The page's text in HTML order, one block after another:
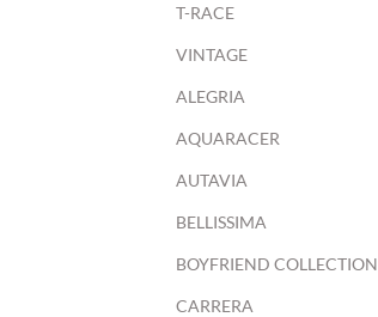
T-RACE
VINTAGE
ALEGRIA
AQUARACER
AUTAVIA
BELLISSIMA
BOYFRIEND COLLECTION
CARRERA